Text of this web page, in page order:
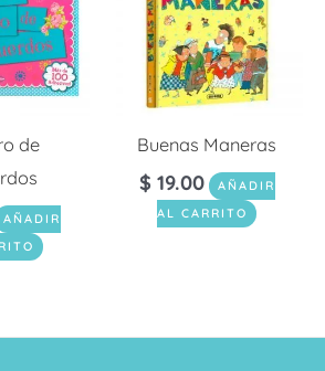
de
AÑADIR
Buenas Maneras
$ 19.00
AÑADIR
AL CARRITO